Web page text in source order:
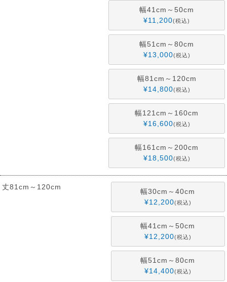
幅41cm～50cm
¥11,200 税込
幅51cm～80cm
¥13,000 税込
幅81cm～120cm
¥14,800 税込
幅121cm～160cm
¥16,600 税込
幅161cm～200cm
¥18,500 税込
丈81cm～120cm
幅30cm～40cm
¥12,200 税込
幅41cm～50cm
¥12,200 税込
幅51cm～80cm
¥14,400 税込